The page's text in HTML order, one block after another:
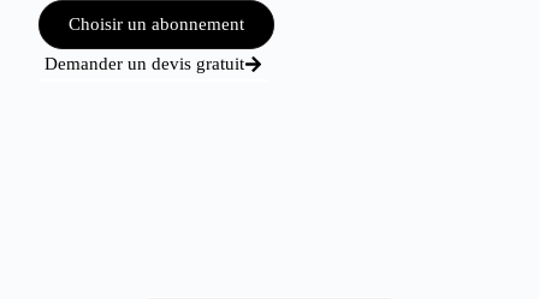
Choisir un abonnement
Demander un devis gratuit